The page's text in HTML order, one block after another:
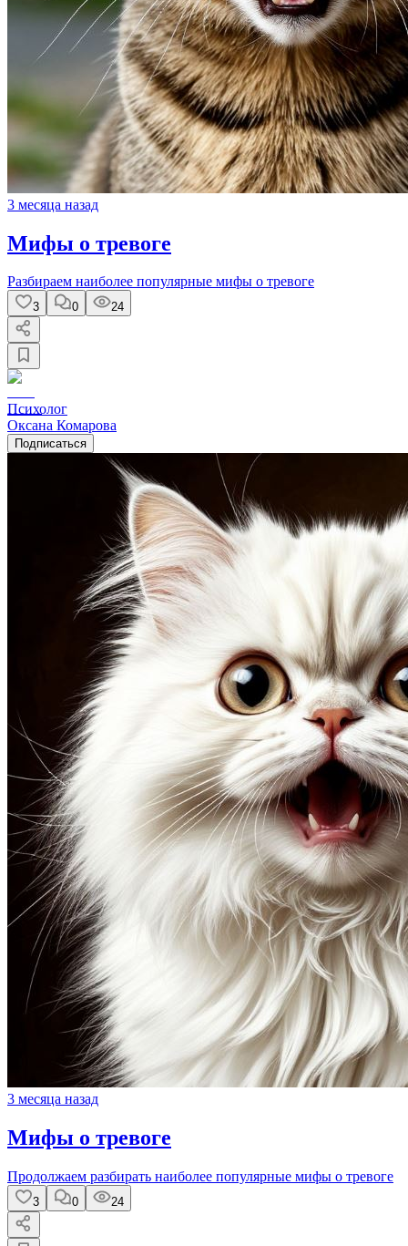
3 месяца назад
Мифы о тревоге
Разбираем наиболее популярные мифы о тревоге
3 0 24
Психолог
Оксана Комарова
Подписаться
3 месяца назад
Мифы о тревоге
Продолжаем разбирать наиболее популярные мифы о тревоге
3 0 24